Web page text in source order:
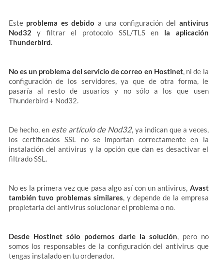
Este problema es debido a una configuración del antivirus
Nod32 y filtrar el protocolo SSL/TLS en la aplicación
Thunderbird.
No es un problema del servicio de correo en Hostinet, ni de la
configuración de los servidores, ya que de otra forma, le
pasaría al resto de usuarios y no sólo a los que usen
Thunderbird + Nod32.
De hecho, en este artículo de Nod32, ya indican que a veces,
los certificados SSL no se importan correctamente en la
instalación del antivirus y la opción que dan es desactivar el
filtrado SSL.
No es la primera vez que pasa algo así con un antivirus, Avast
también tuvo problemas similares, y depende de la empresa
propietaria del antivirus solucionar el problema o no.
Desde Hostinet sólo podemos darle la solución, pero no
somos los responsables de la configuración del antivirus que
tengas instalado en tu ordenador.